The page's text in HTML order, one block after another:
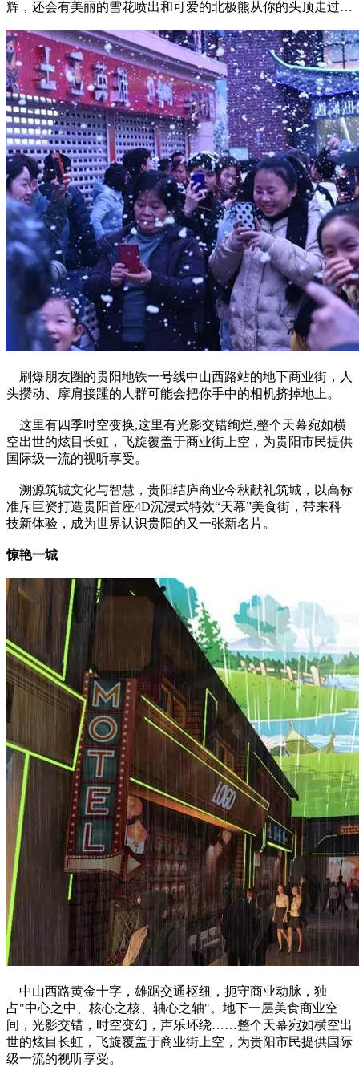
辉，还会有美丽的雪花喷出和可爱的北极熊从你的头顶走过…
刷爆朋友圈的贵阳地铁一号线中山西路站的地下商业街，人
头攒动、摩肩接踵的人群可能会把你手中的相机挤掉地上。
这里有四季时空变换,这里有光影交错绚烂,整个天幕宛如横
空出世的炫目长虹，飞旋覆盖于商业街上空，为贵阳市民提供
国际级一流的视听享受。
溯源筑城文化与智慧，贵阳结庐商业今秋献礼筑城，以高标
准斥巨资打造贵阳首座4D沉浸式特效“天幕”美食街，带来科
技新体验，成为世界认识贵阳的又一张新名片。
惊艳一城
中山西路黄金十字，雄踞交通枢纽，扼守商业动脉，独
占"中心之中、核心之核、轴心之轴"。地下一层美食商业空
间，光影交错，时空变幻，声乐环绕……整个天幕宛如横空出
世的炫目长虹，飞旋覆盖于商业街上空，为贵阳市民提供国际
级一流的视听享受。